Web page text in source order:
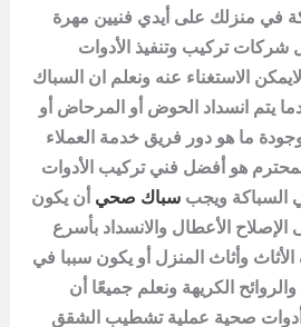
في منزلك على أيدي فنيين مهرة
تركيب وتنفيذ الأدوات
الاستغناء عنه ونعلم ان السباك
يتم انسداد الحوض أو المرحاض أو
ما هو دور فريق خدمة العملاء
هو أفضل فني تركيب الأدوات
السباكة ويجب سباك صحي أن يكون
الإصلاح الأعطال والانسداد بأسرع
وأثاث المنزل أو يكون سببا في
الكريهة ونعلم جميعًا أن
صحية عملية تشطيب الشقق